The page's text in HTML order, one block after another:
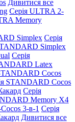
Дивитися все
Серія ULTRA 2-
Memory
Simplex Серія
Simplex
Серія
Latex
Cocos
STANDARD Cocos
Серія
Memory X4
3-в-1 Серія
Дивитися все